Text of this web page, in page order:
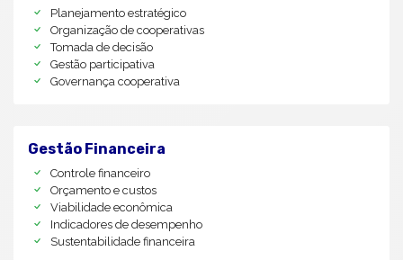
Planejamento estratégico
Organização de cooperativas
Tomada de decisão
Gestão participativa
Governança cooperativa
Gestão Financeira
Controle financeiro
Orçamento e custos
Viabilidade econômica
Indicadores de desempenho
Sustentabilidade financeira